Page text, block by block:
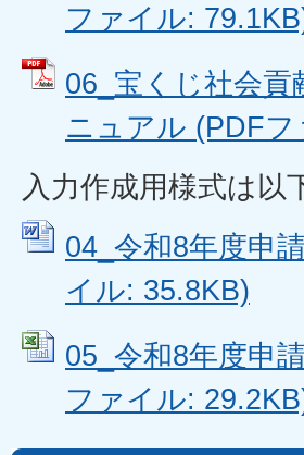
ファイル:
06_宝くじ社会
ニュアル (PDF
入力作成用様式は
04_令和8年度申
イル: 35.8KB)
05_令和8年度申
ファイル: